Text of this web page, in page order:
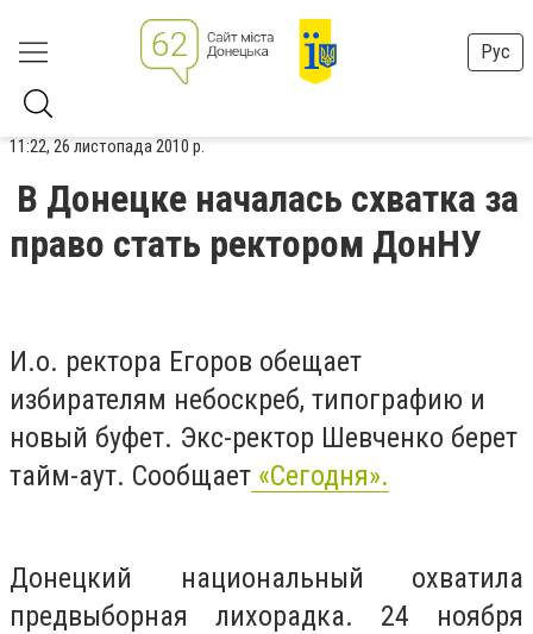
Рус
11:22, 26 листопада 2010 р.
В Донецке началась схватка за
право стать ректором ДонНУ
И.о. ректора Егоров обещает
избирателям небоскреб, типографию и
новый буфет. Экс-ректор Шевченко берет
тайм-аут. Сообщает «Сегодня».
Донецкий национальный охватила
предвыборная лихорадка. 24 ноября